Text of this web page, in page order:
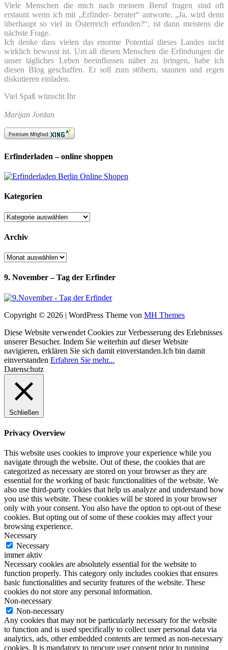
Viele Menschen die mich nach meinem Beruf fragen sind oft
erstaunt wenn ich mit „Erfinder- berater“ antworte. „Ja, wird denn
überhaupt so viel in Österreich erfunden?“, ist dann meistens die
nächste Frage.
Ich denke dass vielen das enorme Potential dieses Landes nicht
wirklich bewusst ist. Um all diesen Menschen die Erfindungen die
unser tägliches Leben beeinflussen näher zu bringen, habe ich
diesen Blog geschaffen. Er soll zum stöbern, staunen und regen
diskutieren einladen.
Viel Spaß wünscht Ihr
Marijan Jordan
Erfinderladen – online shoppen
Kategorien
Kategorien
Archiv
Archiv
9. November – Tag der Erfinder
Copyright © 2026 | WordPress Theme von MH Themes
Diese Website verwendet Cookies zur Verbesserung des Erlebnisses
unserer Besucher. Indem Sie weiterhin auf dieser Website
navigieren, erklären Sie sich damit einverstanden.Ich bin damit
einverstanden Erfahren Sie mehr...
Datenschutz
Schließen
Privacy Overview
This website uses cookies to improve your experience while you
navigate through the website. Out of these, the cookies that are
categorized as necessary are stored on your browser as they are
essential for the working of basic functionalities of the website. We
also use third-party cookies that help us analyze and understand how
you use this website. These cookies will be stored in your browser
only with your consent. You also have the option to opt-out of these
cookies. But opting out of some of these cookies may affect your
browsing experience.
Necessary
Necessary
immer aktiv
Necessary cookies are absolutely essential for the website to
function properly. This category only includes cookies that ensures
basic functionalities and security features of the website. These
cookies do not store any personal information.
Non-necessary
Non-necessary
Any cookies that may not be particularly necessary for the website
to function and is used specifically to collect user personal data via
analytics, ads, other embedded contents are termed as non-necessary
cookies. It is mandatory to procure user consent prior to running